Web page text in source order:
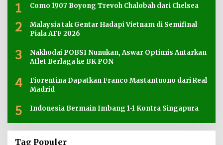
1 Como 1907 Boyong Trevoh Chalobah dari Chelsea
2
Malaysia tak Gentar Hadapi Vietnam di Semifinal
Piala AFF 2026
3
Nakhodai POBSI Nunukan, Aswar Optimis Antarkan
Atlet Berlaga ke BK PON
4
Fiorentina Dapatkan Franco Mastantuono dari Real
Madrid
5 Indonesia Bermain Imbang 1-1 Kontra Singapura
Tag Populer